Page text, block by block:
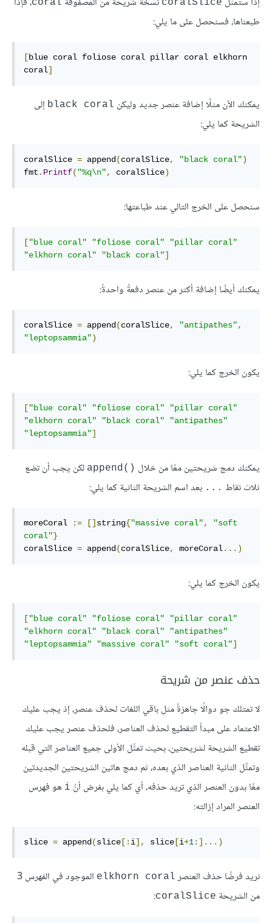
coralSlice
coral
طبعناها، فسنحصل على ما يلي:
[blue coral foliose coral pillar coral elkhorn
coral]
يمكنك الآن مثلًا إضافة عنصر جديد وليكن black coral إلى
الشريحة كما يلي:
coralSlice = append(coralSlice, "black coral")
fmt . Printf( "%q\n", coralSlice)
سنحصل على الخرج التالي عند طباعتها:
["blue coral" "foliose coral"
"pillar coral"
"elkhorn coral"
"black coral"]
يمكنك أيضًا إضافة أكثر من عنصر دفعةً واحدةً:
coralSlice = append(coralSlice, "antipathes",
"leptopsammia")
يكون الخرج كما يلي:
["blue coral" "foliose coral"
"pillar coral"
"elkhorn coral"
"black coral"
"antipathes"
"leptopsammia"]
يمكنك دمج شريحتين معًا من خلال ()append
لكن يجب أن تضع
ثلاث نقاط ... بعد اسم الشريحة الثانية كما يلي:
moreCoral := [] string{"massive coral",
"soft
coral"}
coralSlice = append(coralSlice, moreCoral...)
يكون الخرج كما يلي:
["blue coral" "foliose coral"
"pillar coral"
"elkhorn coral"
"black coral"
"antipathes"
"leptopsammia"
"massive coral" "soft coral"]
حذف عنصر من شريحة
لا تمتلك جو دوالًا جاهزةً مثل باقي اللغات لحذف عنصر، إذ يجب عليك
الاعتماد على مبدأ التقطيع لحذف العناصر، فلحذف عنصر يجب عليك
تقطيع الشريحة لشريحتين، بحيث تمثِّل الأولى جميع العناصر التي قبله
وتمثِّل الثانية العناصر الذي بعده، ثم دمج هاتين الشريحتين الجديدتين
معًا بدون العنصر الذي تريد حذفه، أي كما يلي بفرض أنّ i هو فهرس
العنصر المراد إزالته:
slice = append(slice [: i], slice [i+1:]...)
نريد فرضًا حذف العنصر elkhorn coral
الموجود في الفهرس 3
من الشريحة coralSlice
: